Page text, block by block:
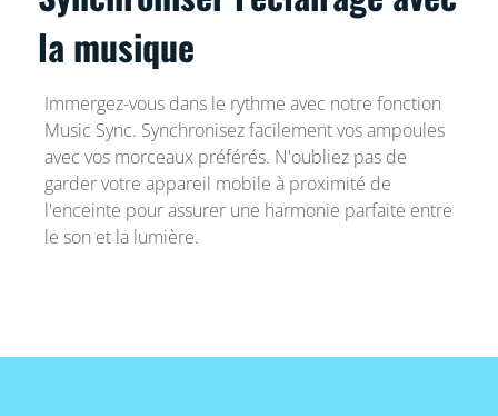
la musique
Immergez-vous dans le rythme avec notre fonction
Music Sync. Synchronisez facilement vos ampoules
avec vos morceaux préférés. N'oubliez pas de
garder votre appareil mobile à proximité de
l'enceinte pour assurer une harmonie parfaite entre
le son et la lumière.